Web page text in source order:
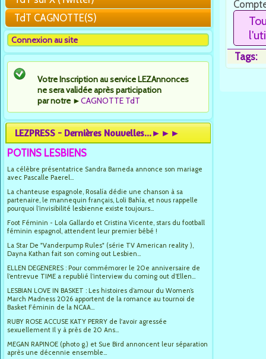
TdT CAGNOTTE(S)
Connexion au site
Votre Inscription au service LEZAnnonces
ne sera validée après participation
par notre ►CAGNOTTE TdT
LEZPRESS - Dernières Nouvelles...►►►
POTINS LESBIENS
La célèbre présentatrice Sandra Barneda annonce son mariage
avec Pascalle Paerel...
La chanteuse espagnole, Rosalía dédie une chanson à sa
partenaire, le mannequin français, Loli Bahía, et nous rappelle
pourquoi l’invisibilité lesbienne existe toujours...
Foot Féminin - Lola Gallardo et Cristina Vicente, stars du football
féminin espagnol, attendent leur premier bébé !
La Star De "Vanderpump Rules" (série TV American reality ),
Dayna Kathan fait son coming out Lesbien...
ELLEN DEGENERES : Pour commémorer le 20e anniversaire de
l’entrevue TIME a republié l’interview du coming out d’Ellen...
LESBIAN LOVE IN BASKET : Les histoires d’amour du Women’s
March Madness 2026 apportent de la romance au tournoi de
Basket Féminin de la NCAA...
RUBY ROSE ACCUSE KATY PERRY de l'avoir agressée
sexuellement Il y à près de 20 Ans...
MEGAN RAPINOE (photo g.) et Sue Bird annoncent leur séparation
après une décennie ensemble...
Tags: